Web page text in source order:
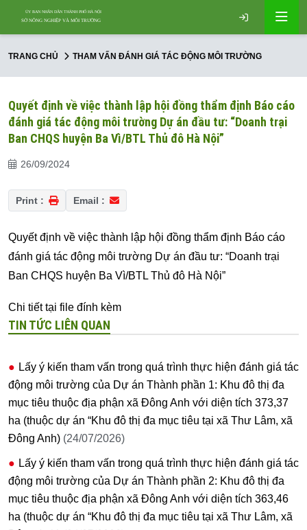
TRANG CHỦ THAM VẤN ĐÁNH GIÁ TÁC ĐỘNG MÔI TRƯỜNG
Quyết định về việc thành lập hội đồng thẩm định Báo cáo
đánh giá tác động môi trường Dự án đầu tư: “Doanh trại
Ban CHQS huyện Ba Vì/BTL Thủ đô Hà Nội”
26/09/2024
Print : Email :
Quyết định về việc thành lập hội đồng thẩm định Báo cáo
đánh giá tác động môi trường Dự án đầu tư: “Doanh trại
Ban CHQS huyện Ba Vì/BTL Thủ đô Hà Nội”
Chi tiết tại file đính kèm
TIN TỨC LIÊN QUAN
Lấy ý kiến tham vấn trong quá trình thực hiện đánh giá tác
động môi trường của Dự án Thành phần 1: Khu đô thị đa
mục tiêu thuộc địa phận xã Đông Anh với diện tích 373,37
ha (thuộc dự án “Khu đô thị đa mục tiêu tại xã Thư Lâm, xã
Đông Anh) (24/07/2026)
Lấy ý kiến tham vấn trong quá trình thực hiện đánh giá tác
động môi trường của Dự án Thành phần 2: Khu đô thị đa
mục tiêu thuộc địa phận xã Đông Anh với diện tích 363,46
ha (thuộc dự án “Khu đô thị đa mục tiêu tại xã Thư Lâm, xã